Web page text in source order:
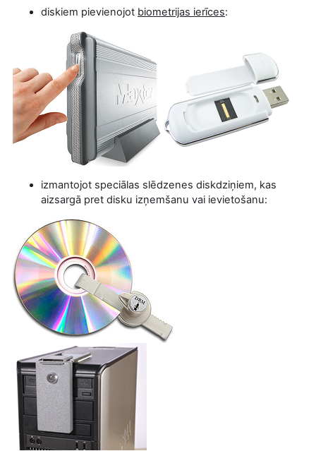
diskiem pievienojot biometrijas ierīces:
izmantojot speciālas slēdzenes diskdziņiem, kas
aizsargā pret disku izņemšanu vai ievietošanu: